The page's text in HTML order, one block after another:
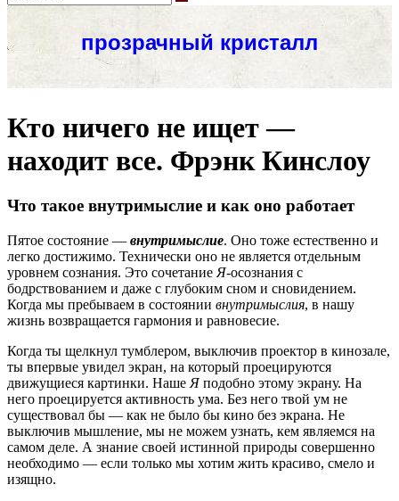
Кто ничего не ищет —
находит все. Фрэнк Кинслоу
Что такое внутримыслие и как оно работает
Пятое состояние — внутримыслие. Оно тоже естественно и
легко достижимо. Технически оно не является отдельным
уровнем сознания. Это сочетание Я-осознания с
бодрствованием и даже с глубоким сном и сновидением.
Когда мы пребываем в состоянии внутримыслия, в нашу
жизнь возвращается гармония и равновесие.
Когда ты щелкнул тумблером, выключив проектор в кинозале,
ты впервые увидел экран, на который проецируются
движущиеся картинки. Наше Я подобно этому экрану. На
него проецируется активность ума. Без него твой ум не
существовал бы — как не было бы кино без экрана. Не
выключив мышление, мы не можем узнать, кем являемся на
самом деле. А знание своей истинной природы совершенно
необходимо — если только мы хотим жить красиво, смело и
изящно.